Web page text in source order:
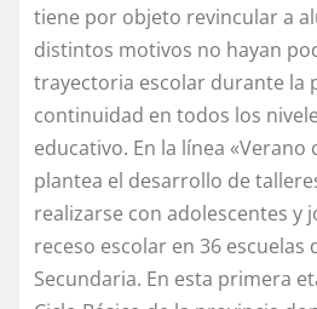
tiene por objeto revincular a
distintos motivos no hayan
trayectoria escolar durante la
continuidad en todos los
educativo. En la línea «Verano
plantea el desarrollo de
realizarse con adolescentes y
receso escolar en 36 escuelas
Secundaria. En esta primera